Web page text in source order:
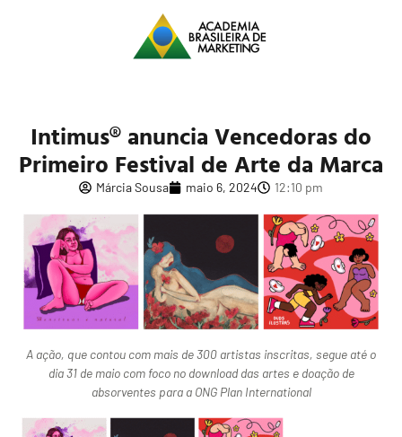
Intimus® anuncia Vencedoras do
Primeiro Festival de Arte da Marca
Márcia Sousa maio 6, 2024 12:10 pm
A ação, que contou com mais de 300 artistas inscritas, segue até o
dia 31 de maio com foco no download das artes e doação de
absorventes para a ONG Plan International